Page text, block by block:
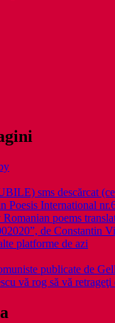
sms descărcat
Poesis International
poems
de Constantin
platforme de azi
publicate de
vă rog să vă